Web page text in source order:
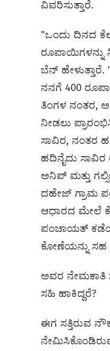
ವಿವರಿಸುತ್ತಾರೆ.
"ಒಂದು ದಿನದ
ರೂಪಾಯಿಗಳನ್ನು
ಬೆನ್
ನನಗೆ 400
ತಿಂಗಳ ನಂತರ,
ನೀಡಲು
ಸಾವಿರ, ನಂತರ
ಹದಿನೈದು ಸಾವಿರ
ಅನಿಪ್ ಮತ್ತು
ದಹೇಜ್ ಗ್ರಾಮ
ಆಧಾರದ ಮೇಲೆ
ಪಂಚಾಯತ್
ಕೋಣೆಯನ್ನು ಸಹ
ಅವರ ನೇಮಕಾತಿ
ಸಹಿ ಹಾಕಿದ್ದರೆ?
ಈಗ ಸತ್ತಿರುವ